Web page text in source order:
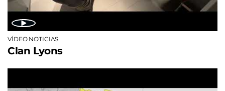
VÍDEO NOTICIAS
Clan Lyons